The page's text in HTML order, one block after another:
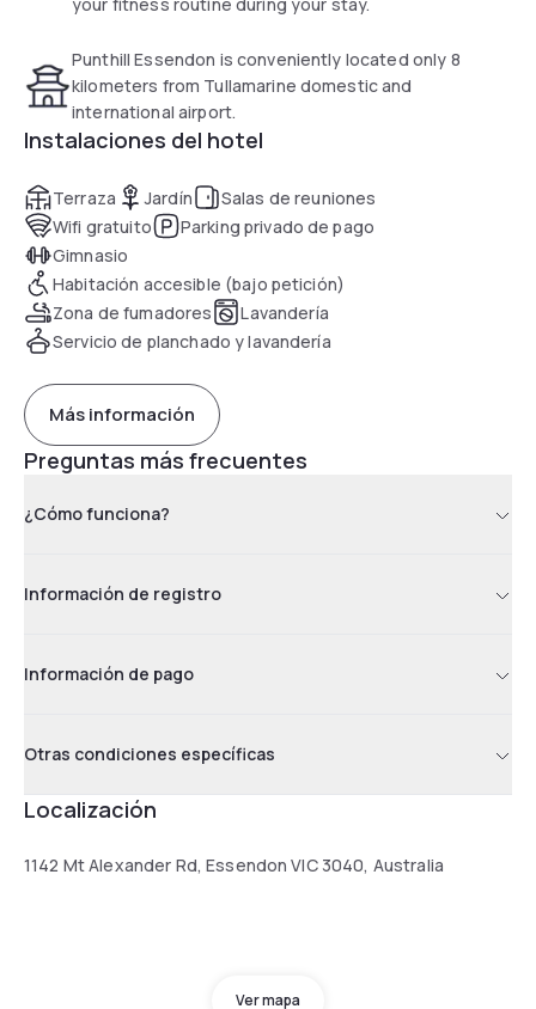
Punthill Essendon is conveniently located only 8
kilometers from Tullamarine domestic and
international airport.
Instalaciones del hotel
Terraza Jardín
Salas de reuniones
Wifi gratuito
Parking privado de pago
Gimnasio
Habitación accesible (bajo petición)
Zona de fumadores
Lavandería
Servicio de planchado y lavandería
Más información
Preguntas más frecuentes
¿Cómo funciona?
Información de registro
Información de pago
Otras condiciones específicas
Localización
1142 Mt Alexander Rd, Essendon VIC 3040, Australia
Ver mapa